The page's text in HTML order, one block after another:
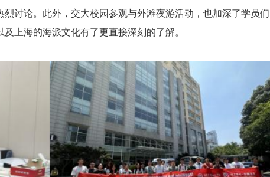
讨论。此外，交大校园参观与外滩夜游活动，也加深了学员们
上海的海派文化有了更直接深刻的了解。